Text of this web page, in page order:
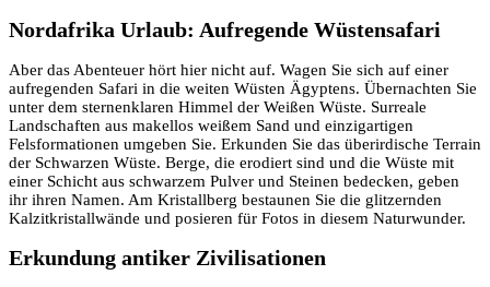
Nordafrika Urlaub: Aufregende Wüstensafari
Aber das Abenteuer hört hier nicht auf. Wagen Sie sich auf einer
aufregenden Safari in die weiten Wüsten Ägyptens. Übernachten Sie
unter dem sternenklaren Himmel der Weißen Wüste. Surreale
Landschaften aus makellos weißem Sand und einzigartigen
Felsformationen umgeben Sie. Erkunden Sie das überirdische Terrain
der Schwarzen Wüste. Berge, die erodiert sind und die Wüste mit
einer Schicht aus schwarzem Pulver und Steinen bedecken, geben
ihr ihren Namen. Am Kristallberg bestaunen Sie die glitzernden
Kalzitkristallwände und posieren für Fotos in diesem Naturwunder.
Erkundung antiker Zivilisationen